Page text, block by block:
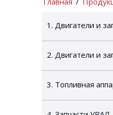
1. Двигатели и
2. Двигатели и
3. Топливная